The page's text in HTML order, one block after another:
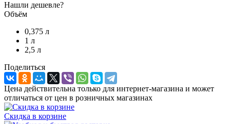
Нашли дешевле?
Объём
0,375 л
1 л
2,5 л
Поделиться
Цена действительна только для интернет-магазина и может
отличаться от цен в розничных магазинах
Скидка в корзине